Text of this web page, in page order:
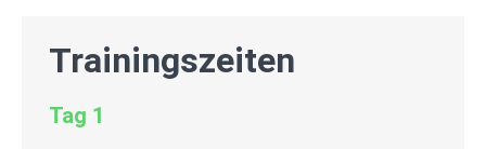
Trainingszeiten
Tag 1